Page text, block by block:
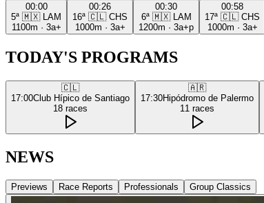
00:00
5ª 🇲🇽
LAM
1100m · 3a+
00:26
16ª 🇨🇱 CHS
1000m · 3a+
00:30
6ª 🇲🇽
LAM
1200m · 3a+p
00:58
17ª 🇨🇱 CHS
1000m · 3a+
TODAY'S PROGRAMS
🇨🇱
17:00Club Hípico de Santiago
18 races
🇦🇷
17:30Hipódromo de Palermo
11 races
NEWS
Previews Race Reports Professionals Group Classics